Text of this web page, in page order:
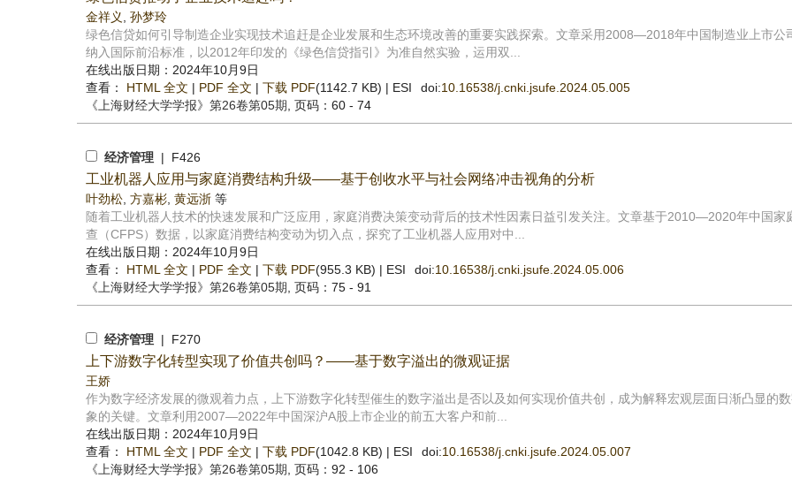
金祥义, 孙梦玲
绿色信贷如何引导制造企业实现技术追赶是企业发展和生态环境改善的重要实践探索。文章采用2008—2018年中国制造业上市公
纳入国际前沿标准，以2012年印发的《绿色信贷指引》为准自然实验，运用双...
在线出版日期：2024年10月9日
查看： HTML 全文 | PDF 全文 | 下载 PDF(1142.7 KB) | ESI doi:10.16538/j.cnki.jsufe.2024.05.005
《上海财经大学学报》 第26卷第05期, 页码：60 - 74
经济管理 | F426
工业机器人应用与家庭消费结构升级——基于创收水平与社会网络冲击视角的分析
叶劲松, 方嘉彬, 黄远浙 等
随着工业机器人技术的快速发展和广泛应用，家庭消费决策变动背后的技术性因素日益引发关注。文章基于2010—2020年中国家
查（CFPS）数据，以家庭消费结构变动为切入点，探究了工业机器人应用对中...
在线出版日期：2024年10月9日
查看： HTML 全文 | PDF 全文 | 下载 PDF(955.3 KB) | ESI doi:10.16538/j.cnki.jsufe.2024.05.006
《上海财经大学学报》 第26卷第05期, 页码：75 - 91
经济管理 | F270
上下游数字化转型实现了价值共创吗？——基于数字溢出的微观证据
王娇
作为数字经济发展的微观着力点，上下游数字化转型催生的数字溢出是否以及如何实现价值共创，成为解释宏观层面日渐凸显的
象的关键。文章利用2007—2022年中国深沪A股上市企业的前五大客户和前...
在线出版日期：2024年10月9日
查看： HTML 全文 | PDF 全文 | 下载 PDF(1042.8 KB) | ESI doi:10.16538/j.cnki.jsufe.2024.05.007
《上海财经大学学报》 第26卷第05期, 页码：92 - 106